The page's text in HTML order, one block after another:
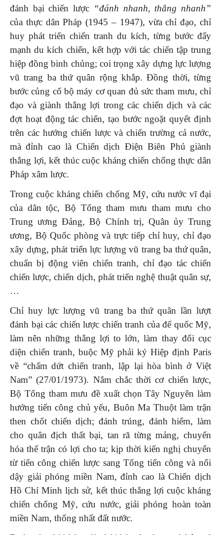
đánh bại chiến lược “đánh nhanh, thắng nhanh”
của thực dân Pháp (1945 – 1947), vừa chỉ đạo, chỉ
huy phát triển chiến tranh du kích, từng bước đẩy
mạnh du kích chiến, kết hợp với tác chiến tập trung
hiệp đồng binh chủng; coi trọng xây dựng lực lượng
vũ trang ba thứ quân rộng khắp. Đồng thời, từng
bước củng cố bộ máy cơ quan đủ sức tham mưu, chỉ
đạo và giành thắng lợi trong các chiến dịch và các
đợt hoạt động tác chiến, tạo bước ngoặt quyết định
trên các hướng chiến lược và chiến trường cả nước,
mà đỉnh cao là Chiến dịch Điện Biên Phủ giành
thắng lợi, kết thúc cuộc kháng chiến chống thực dân
Pháp xâm lược.
Trong cuộc kháng chiến chống Mỹ, cứu nước vĩ đại
của dân tộc, Bộ Tổng tham mưu tham mưu cho
Trung ương Đảng, Bộ Chính trị, Quân ủy Trung
ương, Bộ Quốc phòng và trực tiếp chỉ huy, chỉ đạo
xây dựng, phát triển lực lượng vũ trang ba thứ quân,
chuẩn bị động viên chiến tranh, chỉ đạo tác chiến
chiến lược, chiến dịch, phát triển nghệ thuật quân sự,
…
Chỉ huy lực lượng vũ trang ba thứ quân lần lượt
đánh bại các chiến lược chiến tranh của đế quốc Mỹ,
làm nên những thắng lợi to lớn, làm thay đổi cục
diện chiến tranh, buộc Mỹ phải ký Hiệp định Paris
về “chấm dứt chiến tranh, lập lại hòa bình ở Việt
Nam” (27/01/1973). Nắm chắc thời cơ chiến lược,
Bộ Tổng tham mưu đề xuất chọn Tây Nguyên làm
hướng tiến công chủ yếu, Buôn Ma Thuột làm trận
then chốt chiến dịch; đánh trúng, đánh hiểm, làm
cho quân địch thất bại, tan rã từng mảng, chuyển
hóa thế trận có lợi cho ta; kịp thời kiến nghị chuyển
từ tiến công chiến lược sang Tổng tiến công và nổi
dậy giải phóng miền Nam, đỉnh cao là Chiến dịch
Hồ Chí Minh lịch sử, kết thúc thắng lợi cuộc kháng
chiến chống Mỹ, cứu nước, giải phóng hoàn toàn
miền Nam, thống nhất đất nước.